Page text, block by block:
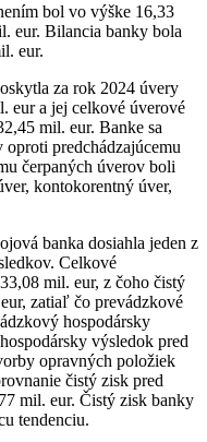
bol vo výške 16,33
eur. Bilancia banky bola
eur.
za rok 2024 úvery
eur a jej celkové úverové
mil. eur. Banke sa
predchádzajúcemu
čerpaných úverov boli
kontokorentný úver,
banka dosiahla jeden z
Celkové
mil. eur, z čoho čistý
zatiaľ čo prevádzkové
hospodársky
výsledok pred
opravných položiek
čistý zisk pred
mil. eur. Čistý zisk banky
tendenciu.